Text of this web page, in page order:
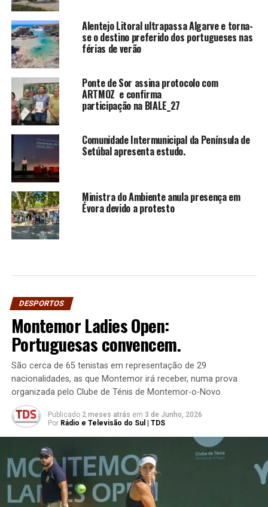
Alentejo Litoral ultrapassa Algarve e torna-
se o destino preferido dos portugueses nas
férias de verão
Ponte de Sor assina protocolo com
ARTMOZ e confirma
participação na BIALE_27
Comunidade Intermunicipal da Península de
Setúbal apresenta estudo.
Ministra do Ambiente anula presença em
Évora devido a protesto
DESPORTOS
Montemor Ladies Open:
Portuguesas convencem.
São cerca de 65 tenistas em representação de 29
nacionalidades, as que Montemor irá receber, numa prova
organizada pelo Clube de Ténis de Montemor-o-Novo
Publicado 2 meses atrás em 3 de Junho, 2026
Por Rádio e Televisão do Sul | TDS